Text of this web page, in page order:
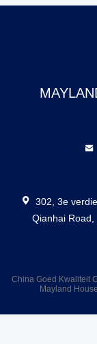
302, 3e
Qianhai
China Goed Kwaliteit
Mayland